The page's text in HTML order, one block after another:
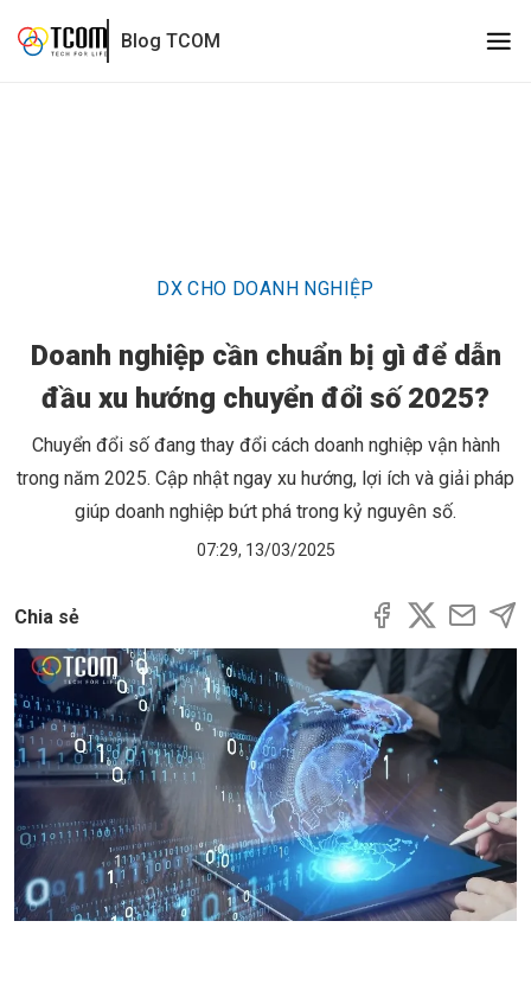
Blog TCOM
DX CHO DOANH NGHIỆP
Doanh nghiệp cần chuẩn bị gì để dẫn
đầu xu hướng chuyển đổi số 2025?
Chuyển đổi số đang thay đổi cách doanh nghiệp vận hành
trong năm 2025. Cập nhật ngay xu hướng, lợi ích và giải pháp
giúp doanh nghiệp bứt phá trong kỷ nguyên số.
07:29, 13/03/2025
Chia sẻ